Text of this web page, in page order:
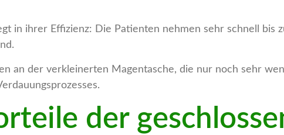
in ihrer Effizienz: Die Patienten nehmen sehr schnell bis
an der verkleinerten Magentasche, die nur noch sehr
der